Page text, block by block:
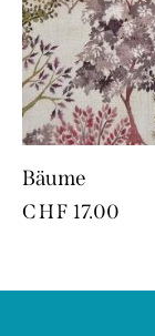
Bäume
CHF 17.00